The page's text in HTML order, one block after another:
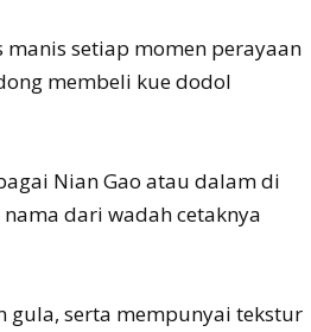
setiap momen perayaan
membeli kue dodol
Nian Gao atau dalam di
dari wadah cetaknya
gula, serta mempunyai tekstur